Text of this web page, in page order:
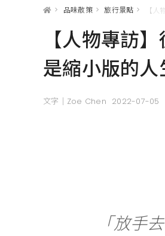
> 品味散策 > 旅行景點 > 【
【人物專訪
是縮小版的人
文字｜Zoe Chen 2022-07-05
「放手